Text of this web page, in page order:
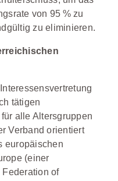
von 95 % zu
zu eliminieren.
tätigen
alle Altersgruppen
Verband orientiert
europäischen
(einer
of